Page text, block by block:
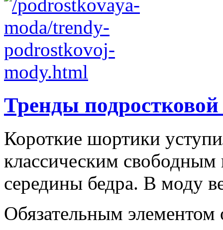
Тренды
Короткие шортики
классическим
середины бедра. В моду
Обязательным элементом